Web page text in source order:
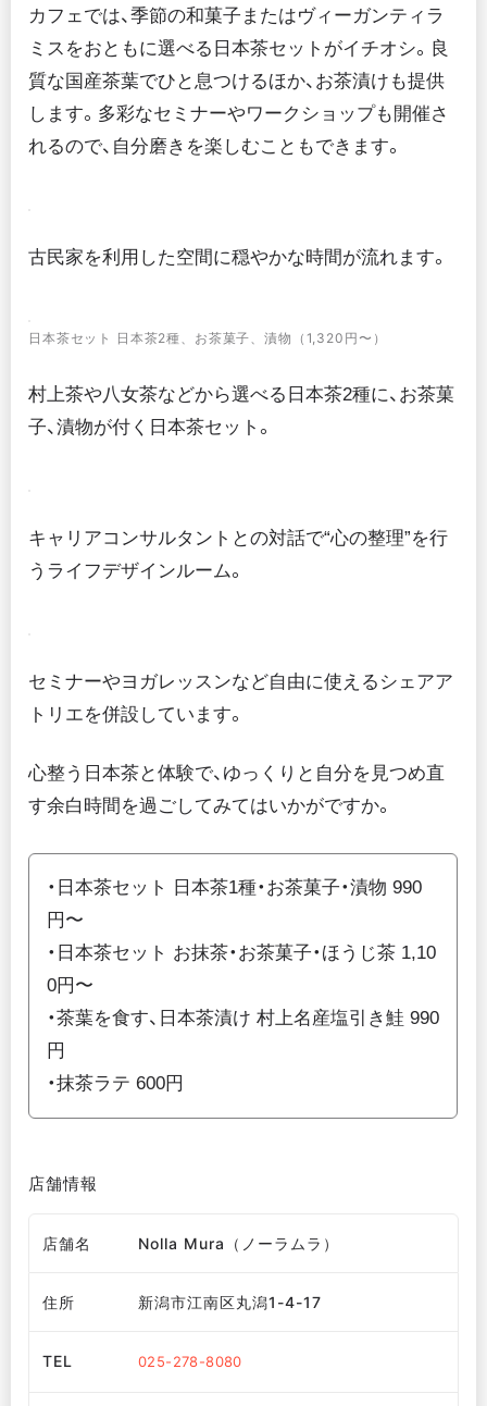
カフェでは、季節の和菓子またはヴィーガンティラ
ミスをおともに選べる日本茶セットがイチオシ。良
質な国産茶葉でひと息つけるほか、お茶漬けも提供
します。多彩なセミナーやワークショップも開催さ
れるので、自分磨きを楽しむこともできます。
古民家を利用した空間に穏やかな時間が流れます。
日本茶セット 日本茶2種、お茶菓子、漬物（1,320円〜）
村上茶や八女茶などから選べる日本茶2種に、お茶菓
子、漬物が付く日本茶セット。
キャリアコンサルタントとの対話で“心の整理”を行
うライフデザインルーム。
セミナーやヨガレッスンなど自由に使えるシェアア
トリエを併設しています。
心整う日本茶と体験で、ゆっくりと自分を見つめ直
す余白時間を過ごしてみてはいかがですか。
・日本茶セット 日本茶1種・お茶菓子・漬物 990
円〜
・日本茶セット お抹茶・お茶菓子・ほうじ茶 1,10
0円〜
・茶葉を食す、日本茶漬け 村上名産塩引き鮭 990
円
・抹茶ラテ 600円
店舗情報
店舗名 Nolla Mura（ノーラムラ）
住所 新潟市江南区丸潟1-4-17
TEL 025-278-8080